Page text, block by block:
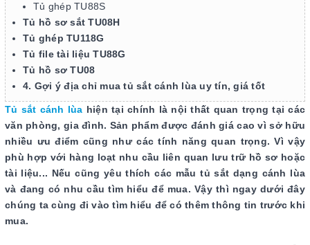
Tủ ghép TU88S
Tủ hồ sơ sắt TU08H
Tủ ghép TU118G
Tủ file tài liệu TU88G
Tủ hồ sơ TU08
4. Gợi ý địa chỉ mua tủ sắt cánh lùa uy tín, giá tốt
Tủ sắt cánh lùa hiện tại chính là nội thất quan trọng tại các
văn phòng, gia đình. Sản phẩm được đánh giá cao vì sở hữu
nhiều ưu điểm cũng như các tính năng quan trọng. Vì vậy
phù hợp với hàng loạt nhu cầu liên quan lưu trữ hồ sơ hoặc
tài liệu... Nếu cũng yêu thích các mẫu tủ sắt dạng cánh lùa
và đang có nhu cầu tìm hiểu để mua. Vậy thì ngay dưới đây
chúng ta cùng đi vào tìm hiểu để có thêm thông tin trước khi
mua.